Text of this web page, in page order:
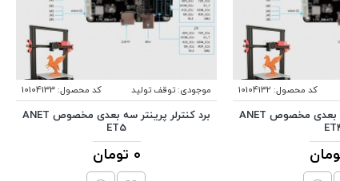
کد محصول: 10104132
برد کنترلر پرینتر سه بعدی مخصوص ANET
موجودی:توقف تولید کد محصول:10104133
برد کنترلر پرینتر سه بعدی مخصوص ANET
ET5
0 تومان